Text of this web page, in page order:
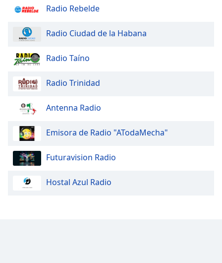
Radio Rebelde
Radio Ciudad de la Habana
Radio Taíno
Radio Trinidad
Antenna Radio
Emisora de Radio "ATodaMecha"
Futuravision Radio
Hostal Azul Radio